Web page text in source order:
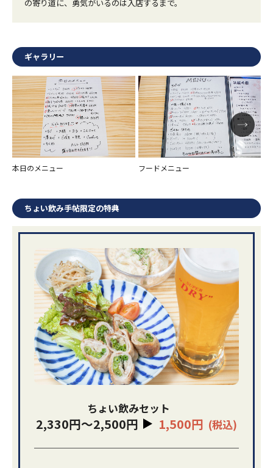
の寄り道に、勇気がいるのは入店するまで。
ギャラリー
本日のメニュー フードメニュー
ちょい飲み手帖限定の特典
ちょい飲みセット
2,330円～2,500円 1,500円 (税込)